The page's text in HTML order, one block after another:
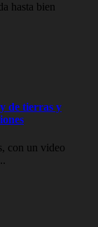
hasta bien
de tierras y
con un video